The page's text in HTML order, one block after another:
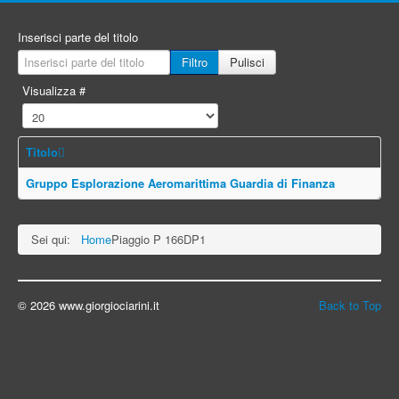
Inserisci parte del titolo
Filtro
Pulisci
Visualizza #
Titolo
Gruppo Esplorazione Aeromarittima Guardia di Finanza
Sei qui: HomePiaggio P 166DP1
Back to Top
© 2026 www.giorgiociarini.it